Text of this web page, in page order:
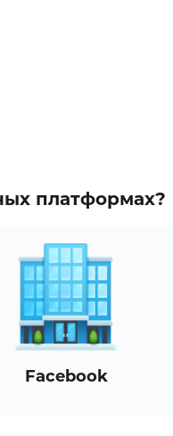
платформах?
Facebook